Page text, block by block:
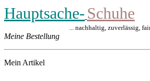
Hauptsache-Schuhe
... nachhaltig, zuverlässig,
Meine Bestellung
Mein Artikel